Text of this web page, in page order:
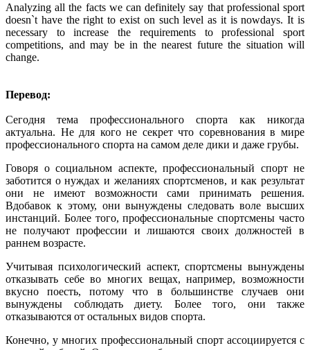
Analyzing all the facts we can definitely say that professional sport
doesn`t have the right to exist on such level as it is nowdays. It is
necessary to increase the requirements to professional sport
competitions, and may be in the nearest future the situation will
change.
Перевод:
Сегодня тема профессионального спорта как никогда
актуальна. Не для кого не секрет что соревнования в мире
профессионального спорта на самом деле дики и даже грубы.
Говоря о социальном аспекте, профессиональный спорт не
заботится о нуждах и желаниях спортсменов, и как результат
они не имеют возможности сами принимать решения.
Вдобавок к этому, они вынуждены следовать воле высших
инстанций. Более того, профессиональные спортсмены часто
не получают профессии и лишаются своих должностей в
раннем возрасте.
Учитывая психологический аспект, спортсмены вынуждены
отказывать себе во многих вещах, например, возможности
вкусно поесть, потому что в большинстве случаев они
вынуждены соблюдать диету. Более того, они также
отказываются от остальных видов спорта.
Конечно, у многих профессиональный спорт ассоциируется с